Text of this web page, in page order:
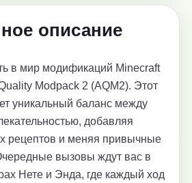
описание
в мир модификаций Minecraft
Modpack 2 (AQM2). Этот
уникальный баланс между
добавляя
рецептов и меняя привычные
вызовы ждут вас в
Нете и Энда, где каждый ход